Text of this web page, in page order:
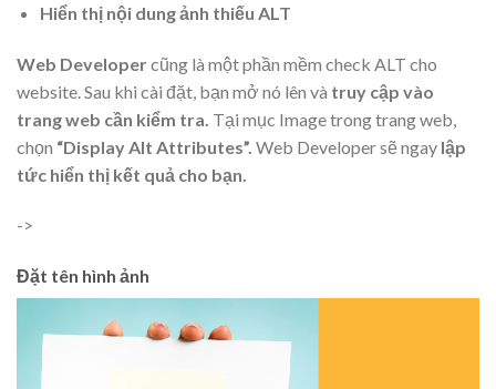
Hiển thị nội dung ảnh thiếu ALT
Web Developercũng là một phần mềm check ALT cho
website. Sau khi cài đặt, bạn mở nó lên và truy cập vào
trang web cần kiểm tra. Tại mục Image trong trang web,
chọn “Display Alt Attributes”. Web Developer sẽ ngay lập
tức hiển thị kết quả cho bạn.
->
Đặt tên hình ảnh